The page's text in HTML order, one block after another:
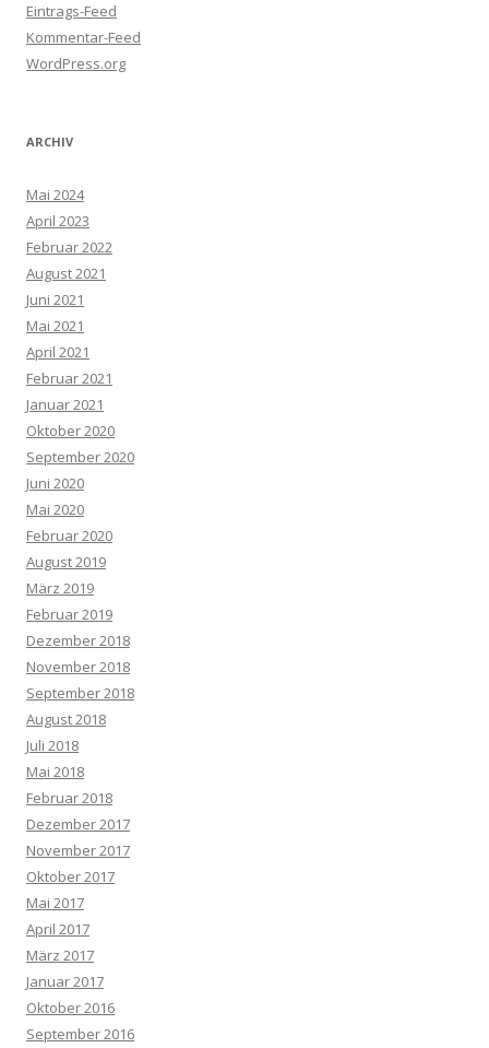
Eintrags-Feed
Kommentar-Feed
WordPress.org
ARCHIV
Mai 2024
April 2023
Februar 2022
August 2021
Juni 2021
Mai 2021
April 2021
Februar 2021
Januar 2021
Oktober 2020
September 2020
Juni 2020
Mai 2020
Februar 2020
August 2019
März 2019
Februar 2019
Dezember 2018
November 2018
September 2018
August 2018
Juli 2018
Mai 2018
Februar 2018
Dezember 2017
November 2017
Oktober 2017
Mai 2017
April 2017
März 2017
Januar 2017
Oktober 2016
September 2016